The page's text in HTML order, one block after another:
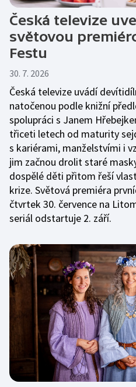
Česká televize
světovou
Festu
30. 7. 2026
Česká televize uvádí
natočenou podle knižní
spolupráci s Janem
třiceti letech od maturity
s kariérami, manželstvími i
jim začnou drolit staré
dospělé děti přitom řeší
krize. Světová premiéra
čtvrtek 30. července na
seriál odstartuje 2. září.